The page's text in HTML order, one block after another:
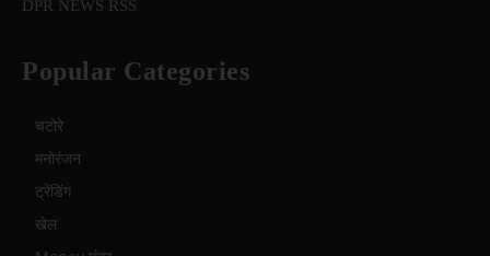
DPR NEWS RSS
Popular Categories
चटोरे
मनोरंजन
ट्रेंडिंग
खेल